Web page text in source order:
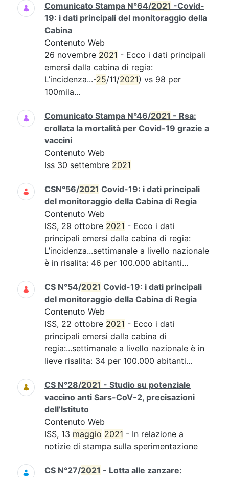
Comunicato Stampa N°64/2021 -Covid-
19: i dati principali del monitoraggio della
Cabina
Contenuto Web
26 novembre 2021 - Ecco i dati principali
emersi dalla cabina di regia:
L’incidenza...-25/11/2021) vs 98 per
100mila...
Comunicato Stampa N°46/2021 - Rsa:
crollata la mortalità per Covid-19 grazie a
vaccini
Contenuto Web
Iss 30 settembre 2021
CSN°56/2021 Covid-19: i dati principali
del monitoraggio della Cabina di Regia
Contenuto Web
ISS, 29 ottobre 2021 - Ecco i dati
principali emersi dalla cabina di regia:
L’incidenza...settimanale a livello nazionale
è in risalita: 46 per 100.000 abitanti...
CS N°54/2021 Covid-19: i dati principali
del monitoraggio della Cabina di Regia
Contenuto Web
ISS, 22 ottobre 2021 - Ecco i dati
principali emersi dalla cabina di
regia:...settimanale a livello nazionale è in
lieve risalita: 34 per 100.000 abitanti...
CS N°28/2021 - Studio su potenziale
vaccino anti Sars-CoV-2, precisazioni
dell’Istituto
Contenuto Web
ISS, 13 maggio 2021 - In relazione a
notizie di stampa sulla sperimentazione
CS N°27/2021 - Lotta alle zanzare: